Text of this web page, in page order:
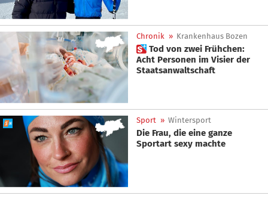
Chronik » Krankenhaus Bozen
 Tod von zwei Frühchen:
Acht Personen im Visier der
Staatsanwaltschaft
Sport » Wintersport
Die Frau, die eine ganze
Sportart sexy machte